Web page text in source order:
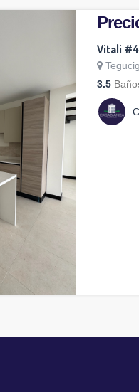
Vitali
3.5